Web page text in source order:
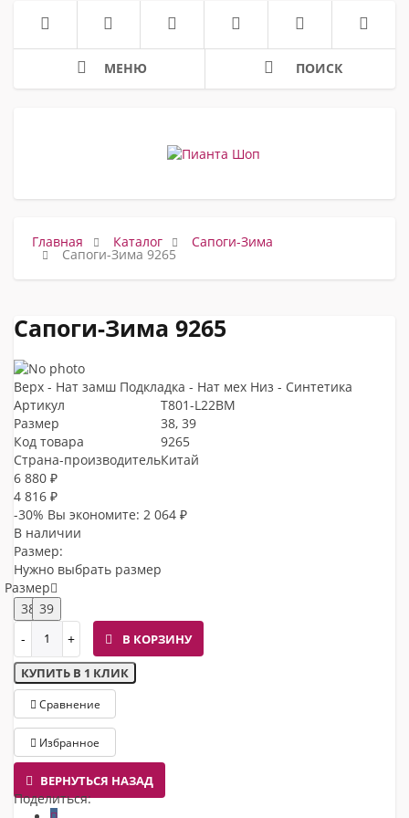
МЕНЮ ПОИСК
Главная Каталог Сапоги-Зима
Сапоги-Зима 9265
Сапоги-Зима 9265
Верх - Нат замш Подкладка - Нат мех Низ - Синтетика
Артикул
T801-L22BM
Размер
38, 39
Код товара
9265
Страна-производительКитай
6 880 ₽
4 816 ₽
-30% Вы экономите: 2 064 ₽
В наличии
Размер:
Нужно выбрать размер
Размер
38 39
В КОРЗИНУ
КУПИТЬ В 1 КЛИК
Сравнение
Избранное
ВЕРНУТЬСЯ НАЗАД
Поделиться: